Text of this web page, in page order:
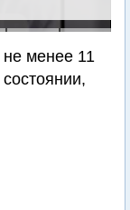
не менее 11